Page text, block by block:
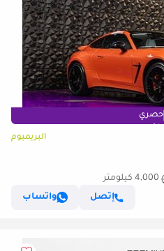
حصري
البريميوم
4,000 كيلومتر
إتصل
واتساب